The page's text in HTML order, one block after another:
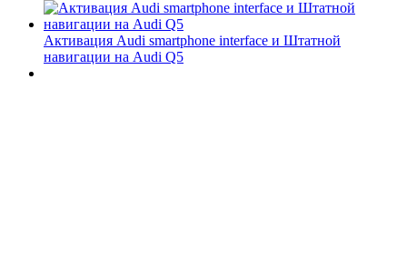
Активация Audi smartphone interface и Штатной
навигации на Audi Q5